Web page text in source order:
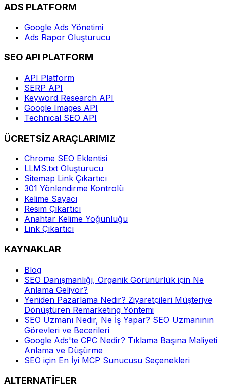
ADS PLATFORM
Google Ads Yönetimi
Ads Rapor Oluşturucu
SEO API PLATFORM
API Platform
SERP API
Keyword Research API
Google Images API
Technical SEO API
ÜCRETSİZ ARAÇLARIMIZ
Chrome SEO Eklentisi
LLMS.txt Oluşturucu
Sitemap Link Çıkartıcı
301 Yönlendirme Kontrolü
Kelime Sayacı
Resim Çıkartıcı
Anahtar Kelime Yoğunluğu
Link Çıkartıcı
KAYNAKLAR
Blog
SEO Danışmanlığı, Organik Görünürlük için Ne
Anlama Geliyor?
Yeniden Pazarlama Nedir? Ziyaretçileri Müşteriye
Dönüştüren Remarketing Yöntemi
SEO Uzmanı Nedir, Ne İş Yapar? SEO Uzmanının
Görevleri ve Becerileri
Google Ads'te CPC Nedir? Tıklama Başına Maliyeti
Anlama ve Düşürme
SEO için En İyi MCP Sunucusu Seçenekleri
ALTERNATİFLER